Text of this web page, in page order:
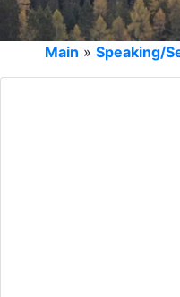
Main » Speaking/